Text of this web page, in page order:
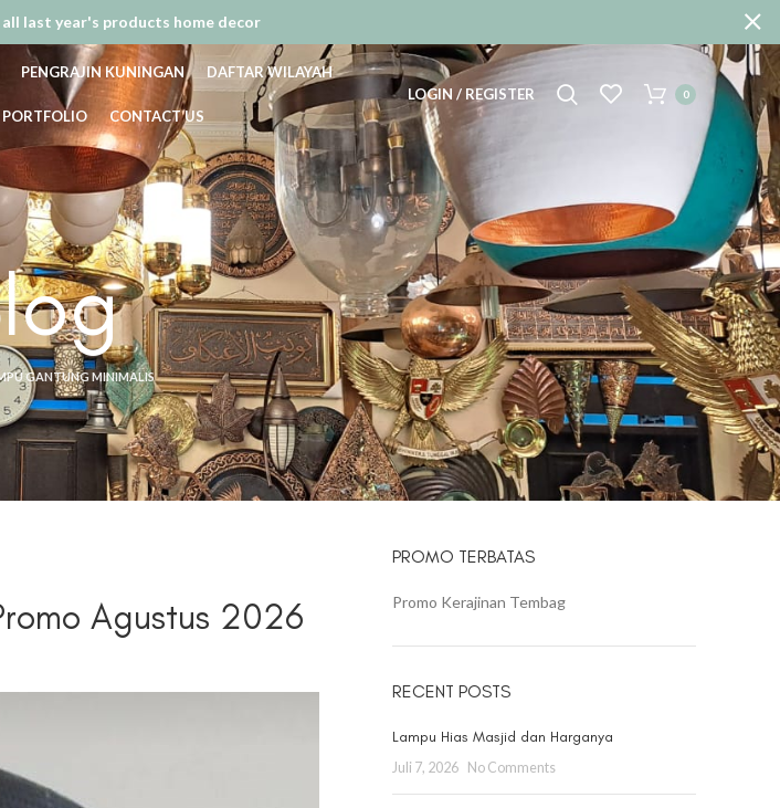
PENGRAJIN KUNINGAN DAFTAR WILAYAH
PORTFOLIO CONTACT US
LOGIN / REGISTER 0
GANTUNG MINIMALIS
Agustus 2026
PROMO TERBATAS
Promo Kerajinan Tembag
RECENT POSTS
Lampu Hias Masjid dan Harganya
Juli 7, 2026 No Comments
all last year's products home decor